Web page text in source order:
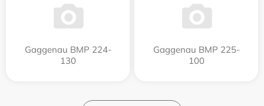
Gaggenau BMP 224-
130
Gaggenau BMP 225-
100